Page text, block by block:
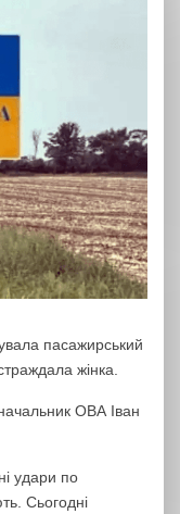
пасажирський
жінка.
ОВА Іван
удари по
Сьогодні